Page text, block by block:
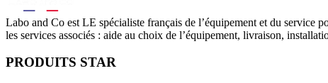
Labo and Co est LE spécialiste français de l’équipement et du service
les services associés : aide au choix de l’équipement, livraison,
PRODUITS STAR